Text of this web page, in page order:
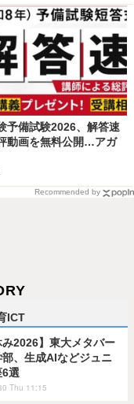
予備試験2026、解答速
動画を無料公開…アガ
Recommended by
ICT
み2026】東大メタバー
部、生成AIなどジュニ
6選
Thu 11:15